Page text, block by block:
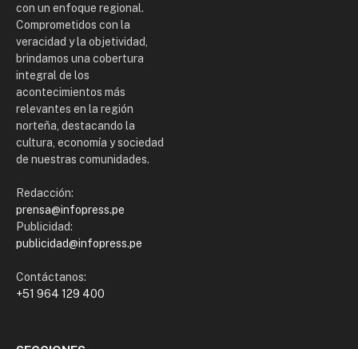
con un enfoque regional.
Comprometidos con la
veracidad y la objetividad,
brindamos una cobertura
integral de los
acontecimientos más
relevantes en la región
norteña, destacando la
cultura, economía y sociedad
de nuestras comunidades.
Redacción:
prensa@infopress.pe
Publicidad:
publicidad@infopress.pe
Contáctanos:
+51 964 129 400